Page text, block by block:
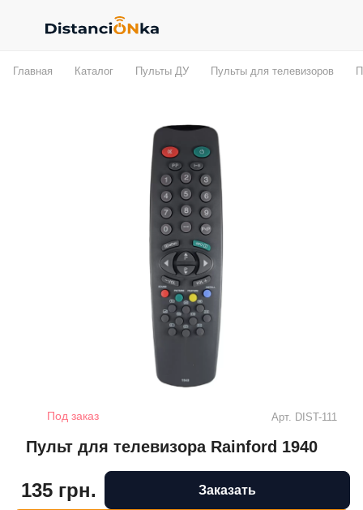
Главная Каталог Пульты ДУ Пульты для телевизоров
Под заказ Арт. DIST-111
Пульт для телевизора Rainford 1940
135 грн. Заказать